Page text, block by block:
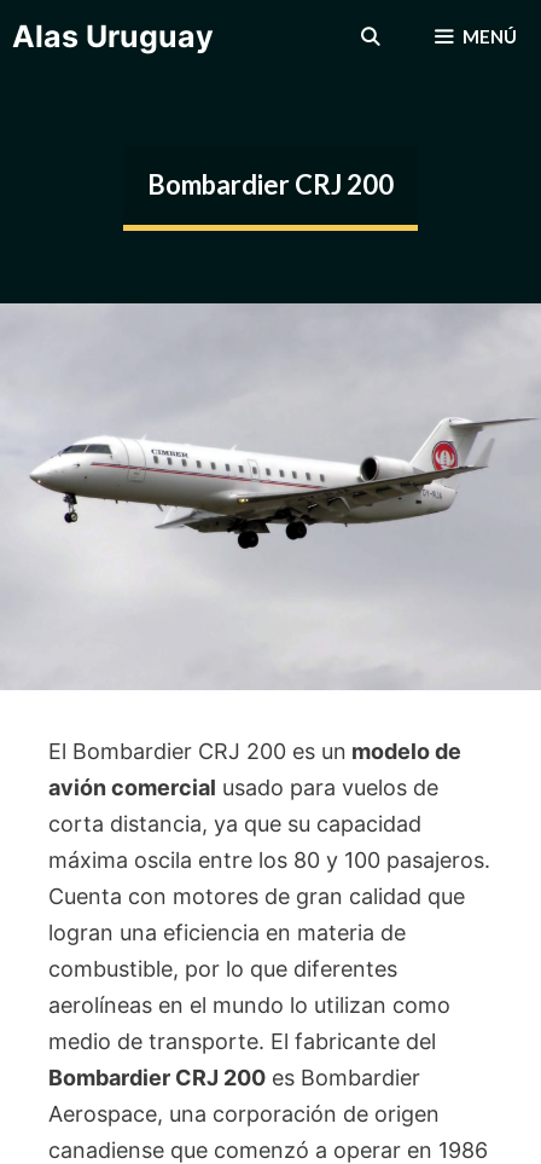
alAlas Uruguay MENÚ
Bombardier CRJ 200
El Bombardier CRJ 200 es un modelo de
avión comercial usado para vuelos de
corta distancia, ya que su capacidad
máxima oscila entre los 80 y 100 pasajeros.
Cuenta con motores de gran calidad que
logran una eficiencia en materia de
combustible, por lo que diferentes
aerolíneas en el mundo lo utilizan como
medio de transporte. El fabricante del
Bombardier CRJ 200 es Bombardier
Aerospace, una corporación de origen
canadiense que comenzó a operar en 1986